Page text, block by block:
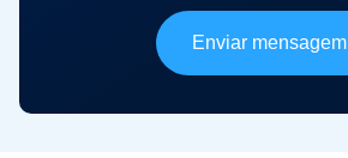
Enviar mensagem